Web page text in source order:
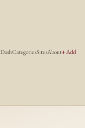
DashCategoriesSitesAbout+ Add